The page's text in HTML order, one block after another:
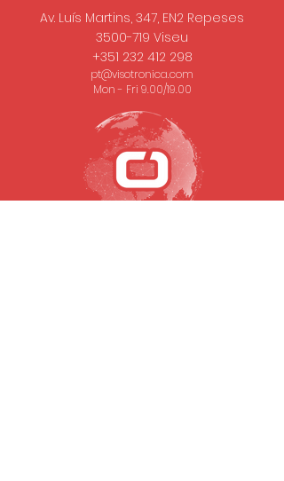
Av. Luís Martins, 347, EN2 Repeses
3500-719 Viseu
+351 232 412 298
pt@visotronica.com
Mon - Fri 9.00/19.00